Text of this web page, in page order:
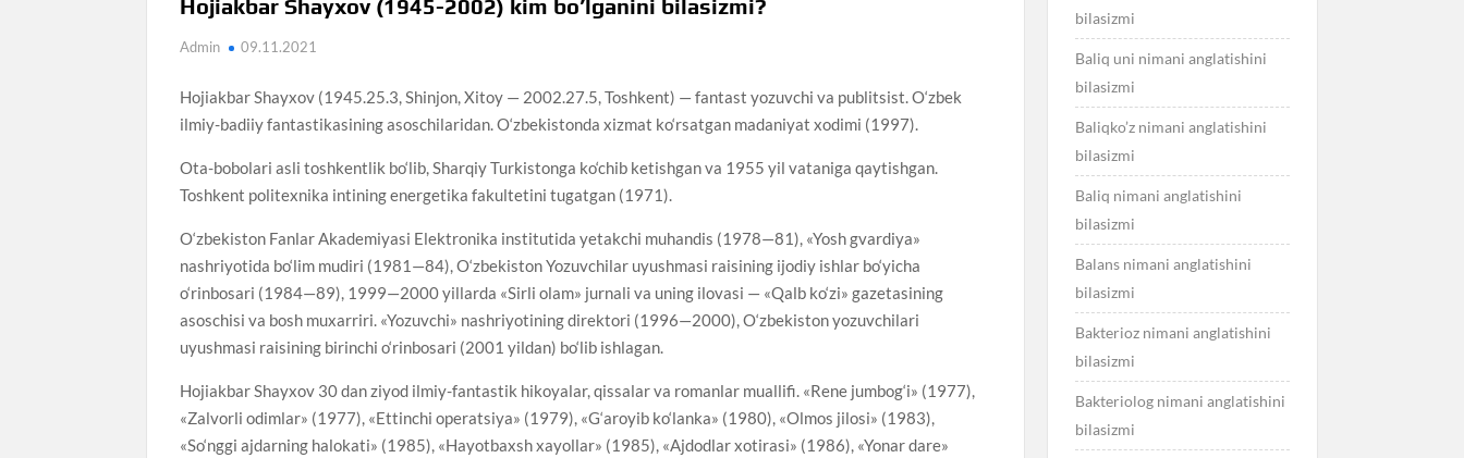
Hojiakbar Shayxov (1945-2002) kim bo’lganini bilasizmi?
Admin 09.11.2021
Hojiakbar Shayxov (1945.25.3, Shinjon, Xitoy — 2002.27.5, Toshkent) — fantast yozuvchi va publitsist. O‘zbek
ilmiy-badiiy fantastikasining asoschilaridan. O‘zbekistonda xizmat ko‘rsatgan madaniyat xodimi (1997).
Ota-bobolari asli toshkentlik bo‘lib, Sharqiy Turkistonga ko‘chib ketishgan va 1955 yil vataniga qaytishgan.
Toshkent politexnika intining energetika fakultetini tugatgan (1971).
O‘zbekiston Fanlar Akademiyasi Elektronika institutida yetakchi muhandis (1978—81), «Yosh gvardiya»
nashriyotida bo‘lim mudiri (1981—84), O‘zbekiston Yozuvchilar uyushmasi raisining ijodiy ishlar bo‘yicha
o‘rinbosari (1984—89), 1999—2000 yillarda «Sirli olam» jurnali va uning ilovasi — «Qalb ko‘zi» gazetasining
asoschisi va bosh muxarriri. «Yozuvchi» nashriyotining direktori (1996—2000), O‘zbekiston yozuvchilari
uyushmasi raisining birinchi o‘rinbosari (2001 yildan) bo‘lib ishlagan.
Hojiakbar Shayxov 30 dan ziyod ilmiy-fantastik hikoyalar, qissalar va romanlar muallifi. «Rene jumbog‘i» (1977),
«Zalvorli odimlar» (1977), «Ettinchi operatsiya» (1979), «G‘aroyib ko‘lanka» (1980), «Olmos jilosi» (1983),
«So‘nggi ajdarning halokati» (1985), «Hayotbaxsh xayollar» (1985), «Ajdodlar xotirasi» (1986), «Yonar dare»
bilasizmi
Baliq uni nimani anglatishini
bilasizmi
Baliqko’z nimani anglatishini
bilasizmi
Baliq nimani anglatishini
bilasizmi
Balans nimani anglatishini
bilasizmi
Bakterioz nimani anglatishini
bilasizmi
Bakteriolog nimani anglatishini
bilasizmi